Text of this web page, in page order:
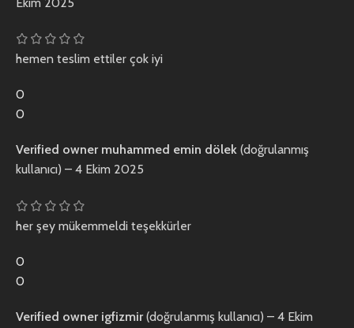
hemen teslim ettiler çok iyi
0
0
Verified owner muhammed emin dölek (doğrulanmış
kullanıcı) – 4 Ekim 2025
her şey mükemmeldi teşekkürler
0
0
Verified owner igfizmir(doğrulanmış kullanıcı) – 4 Ekim